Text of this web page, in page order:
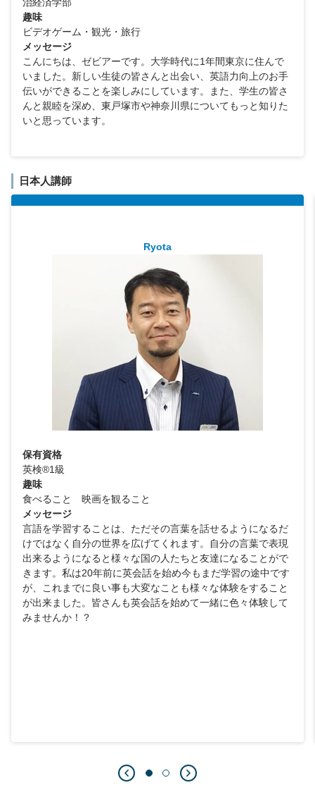
趣味
ビデオゲーム・観光・旅行
メッセージ
こんにちは、ゼビアーです。大学時代に1年間東京に住んで
いました。新しい生徒の皆さんと出会い、英語力向上のお手
伝いができることを楽しみにしています。また、学生の皆さ
んと親睦を深め、東戸塚市や神奈川県についてもっと知りた
いと思っています。
日本人講師
Ryota
保有資格
英検®1級
趣味
食べること 映画を観ること
メッセージ
言語を学習することは、ただその言葉を話せるようになるだ
けではなく自分の世界を広げてくれます。自分の言葉で表現
出来るようになると様々な国の人たちと友達になることがで
きます。私は20年前に英会話を始め今もまだ学習の途中です
が、これまでに良い事も大変なことも様々な体験をすること
が出来ました。皆さんも英会話を始めて一緒に色々体験して
みませんか！？